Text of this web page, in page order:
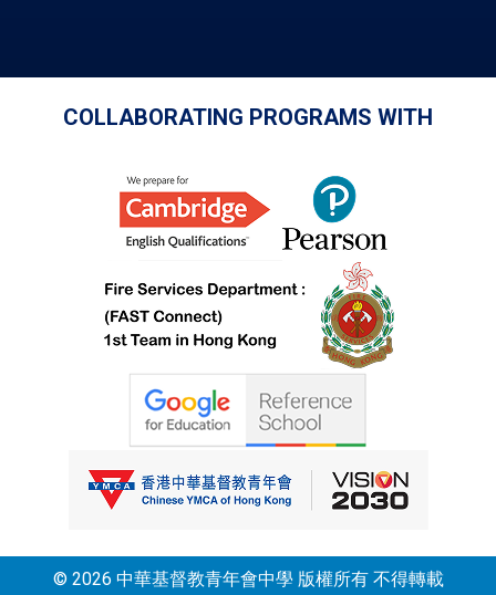
COLLABORATING PROGRAMS WITH
© 2026 中華基督教青年會中學 版權所有 不得轉載